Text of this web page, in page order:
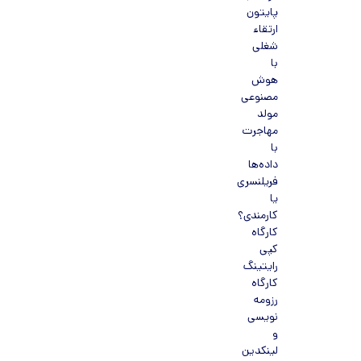
پایتون
ارتقاء
شغلی
با
هوش
مصنوعی
مولد
مهاجرت
با
داده‌ها
فریلنسری
یا
کارمندی؟
کارگاه
کپی
رایتینگ
کارگاه
رزومه
نویسی
و
لینکدین